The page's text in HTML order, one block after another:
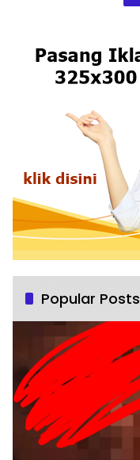
Popular Posts